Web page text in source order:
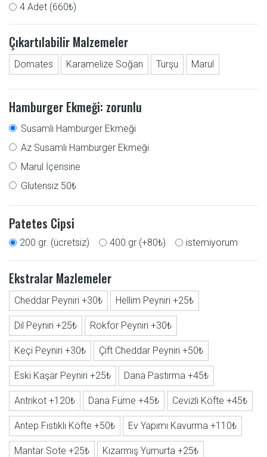
4 Adet (660₺)
Çıkartılabilir Malzemeler
Domates Karamelize Soğan Turşu Marul
Hamburger Ekmeği: zorunlu
Susamlı Hamburger Ekmeği
Az Susamlı Hamburger Ekmeği
Marul İçerisine
Glutensiz 50₺
Patetes Cipsi
200 gr. (ücretsiz) 400 gr (+80₺) istemiyorum
Ekstralar Mazlemeler
Cheddar Peyniri +30₺ Hellim Peyniri +25₺
Dil Peyniri +25₺ Rokfor Peyniri +30₺
Keçi Peyniri +30₺ Çift Cheddar Peyniri +50₺
Eski Kaşar Peyniri +25₺ Dana Pastırma +45₺
Antrikot +120₺ Dana Füme +45₺ Cevizli Köfte +45₺
Antep Fıstıklı Köfte +50₺ Ev Yapımı Kavurma +110₺
Mantar Sote +25₺ Kızarmış Yumurta +25₺